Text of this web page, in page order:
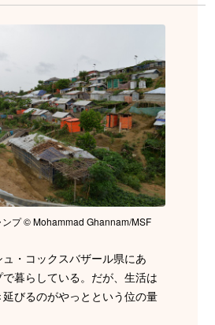
ンプ © Mohammad Ghannam/MSF
・コックスバザール県にあ
暮らしている。だが、生活は
びるのがやっとという位の量